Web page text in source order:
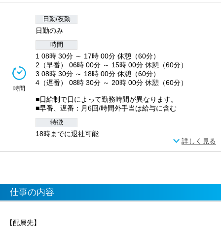
時間
日勤/夜勤
日勤のみ
時間
1 08時 30分 ～ 17時 00分 休憩（60分）
2（早番） 06時 00分 ～ 15時 00分 休憩（60分）
3 08時 30分 ～ 18時 00分 休憩（60分）
4（遅番） 08時 30分 ～ 20時 00分 休憩（60分）
■日給制で日によって勤務時間が異なります。
■早番、遅番：月6回/時間外手当は給与に含む
特徴
18時までに退社可能
詳しく見る
仕事の内容
【配属先】